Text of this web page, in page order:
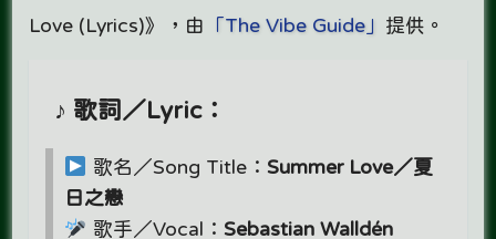
Love (Lyrics)》，由
「The Vibe Guide」 提供。
♪ 歌詞／Lyric：
歌名／Song Title： Summer Love／夏
日之戀
歌手／Vocal： Sebastian Walldén